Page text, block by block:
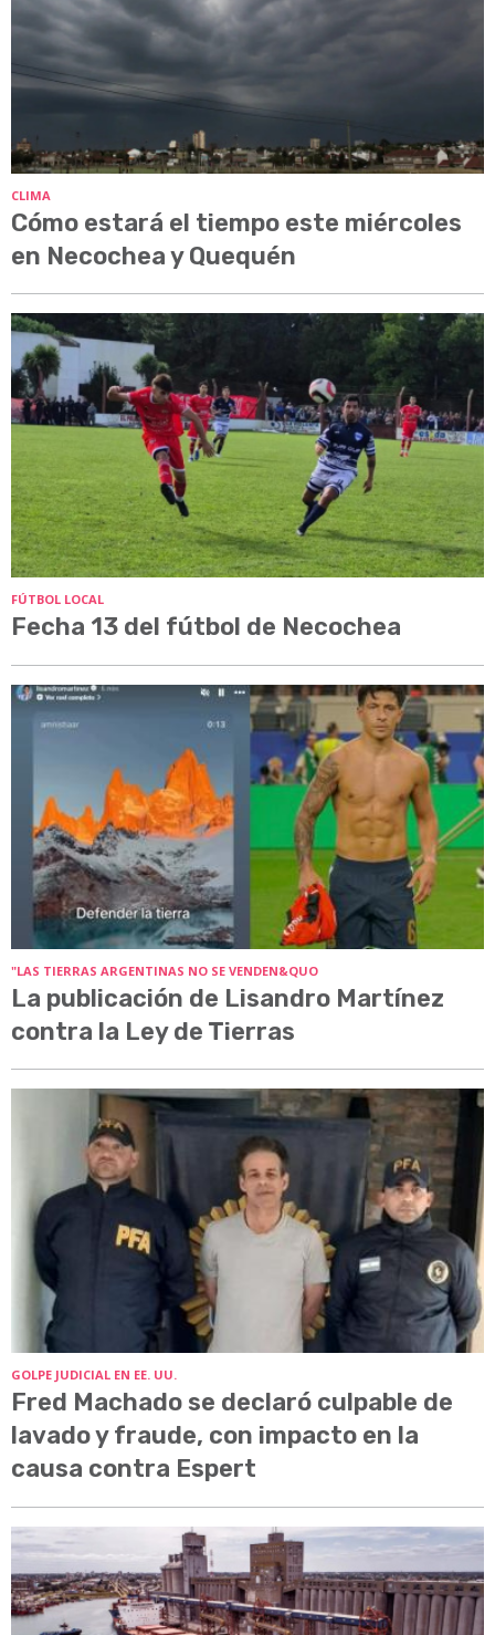
CLIMA
Cómo estará el tiempo este miércoles
en Necochea y Quequén
FÚTBOL LOCAL
Fecha 13 del fútbol de Necochea
"LAS TIERRAS ARGENTINAS NO SE VENDEN&QUO
La publicación de Lisandro Martínez
contra la Ley de Tierras
GOLPE JUDICIAL EN EE. UU.
Fred Machado se declaró culpable de
lavado y fraude, con impacto en la
causa contra Espert